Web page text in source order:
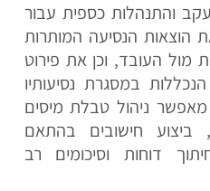
והתנהלות כספית עבור
הוצאות הנסיעה המותרות
מול העובד, וכן את פירוט
במסגרת נסיעותיו
מאפשר ניהול טבלת מיסים
ביצוע חישובים בהתאם
דוחות וסיכומים רב